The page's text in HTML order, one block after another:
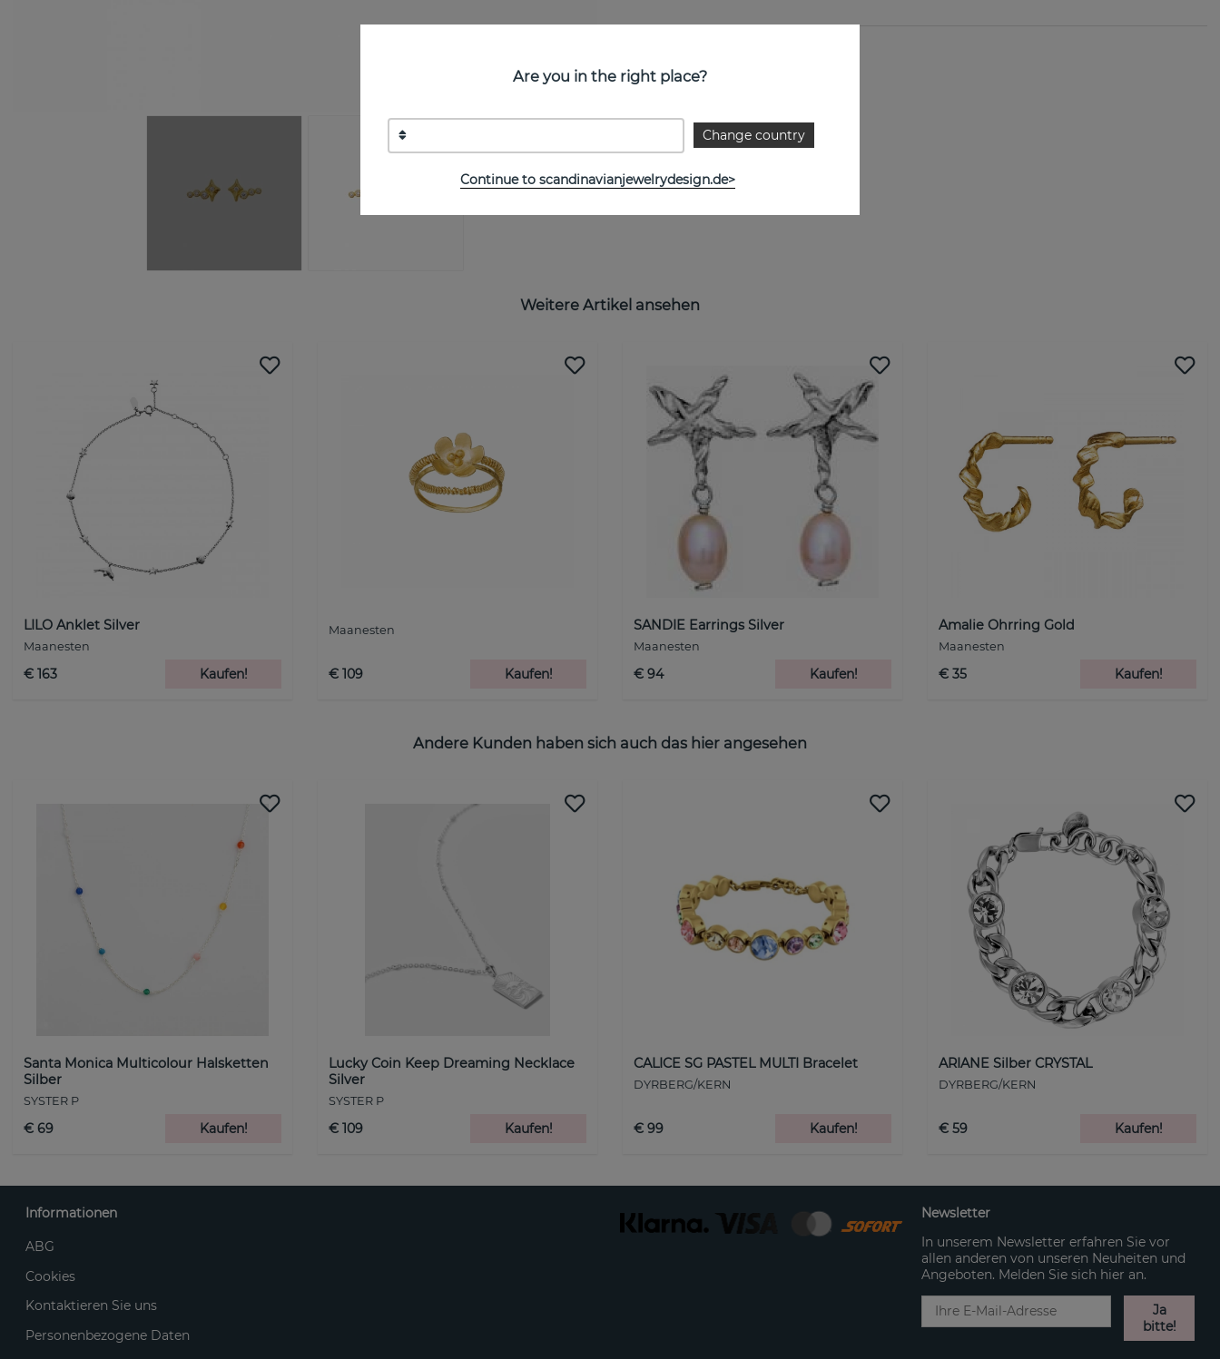
Weitere Artikel ansehen
LILO Anklet Silver
Maanesten
€ 163 Kaufen!
Maanesten
€ 109 Kaufen!
SANDIE Earrings Silver
Maanesten
€ 94 Kaufen!
Amalie Ohrring Gold
Maanesten
€ 35 Kaufen!
Andere Kunden haben sich auch das hier angesehen
Santa Monica Multicolour Halsketten
Silber
SYSTER P
€ 69 Kaufen!
Lucky Coin Keep Dreaming Necklace
Silver
SYSTER P
€ 109 Kaufen!
CALICE SG PASTEL MULTI Bracelet
DYRBERG/KERN
€ 99 Kaufen!
ARIANE Silber CRYSTAL
DYRBERG/KERN
€ 59 Kaufen!
Are you in the right place?
Change country
Continue to scandinavianjewelrydesign.de>
Informationen
ABG
Cookies
Kontaktieren Sie uns
Personenbezogene Daten
Newsletter
In unserem Newsletter erfahren Sie vor
allen anderen von unseren Neuheiten und
Angeboten. Melden Sie sich hier an.
Ja
bitte!